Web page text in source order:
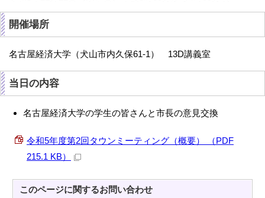
開催場所
名古屋経済大学（犬山市内久保61-1） 13D講義室
当日の内容
名古屋経済大学の学生の皆さんと市長の意見交換
令和5年度第2回タウンミーティング（概要） （PDF
215.1 KB）
このページに関するお問い合わせ